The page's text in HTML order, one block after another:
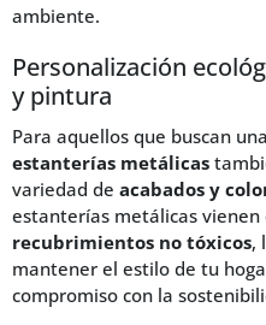
ambiente.
Personalización
y pintura
Para aquellos que buscan
estanterías metálicas
variedad de acabados y
estanterías metálicas vienen
recubrimientos no tóxicos,
mantener el estilo de tu
compromiso con la